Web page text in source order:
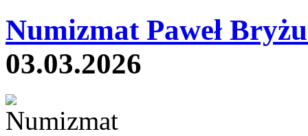
Numizmat Paweł
03.03.2026